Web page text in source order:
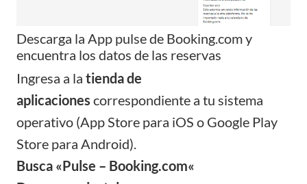
Descarga la App pulse de Booking.com y
encuentra los datos de las reservas
Ingresa a la tienda de
aplicaciones correspondiente a tu sistema
operativo (App Store para iOS o Google Play
Store para Android).
Busca «Pulse – Booking.com«